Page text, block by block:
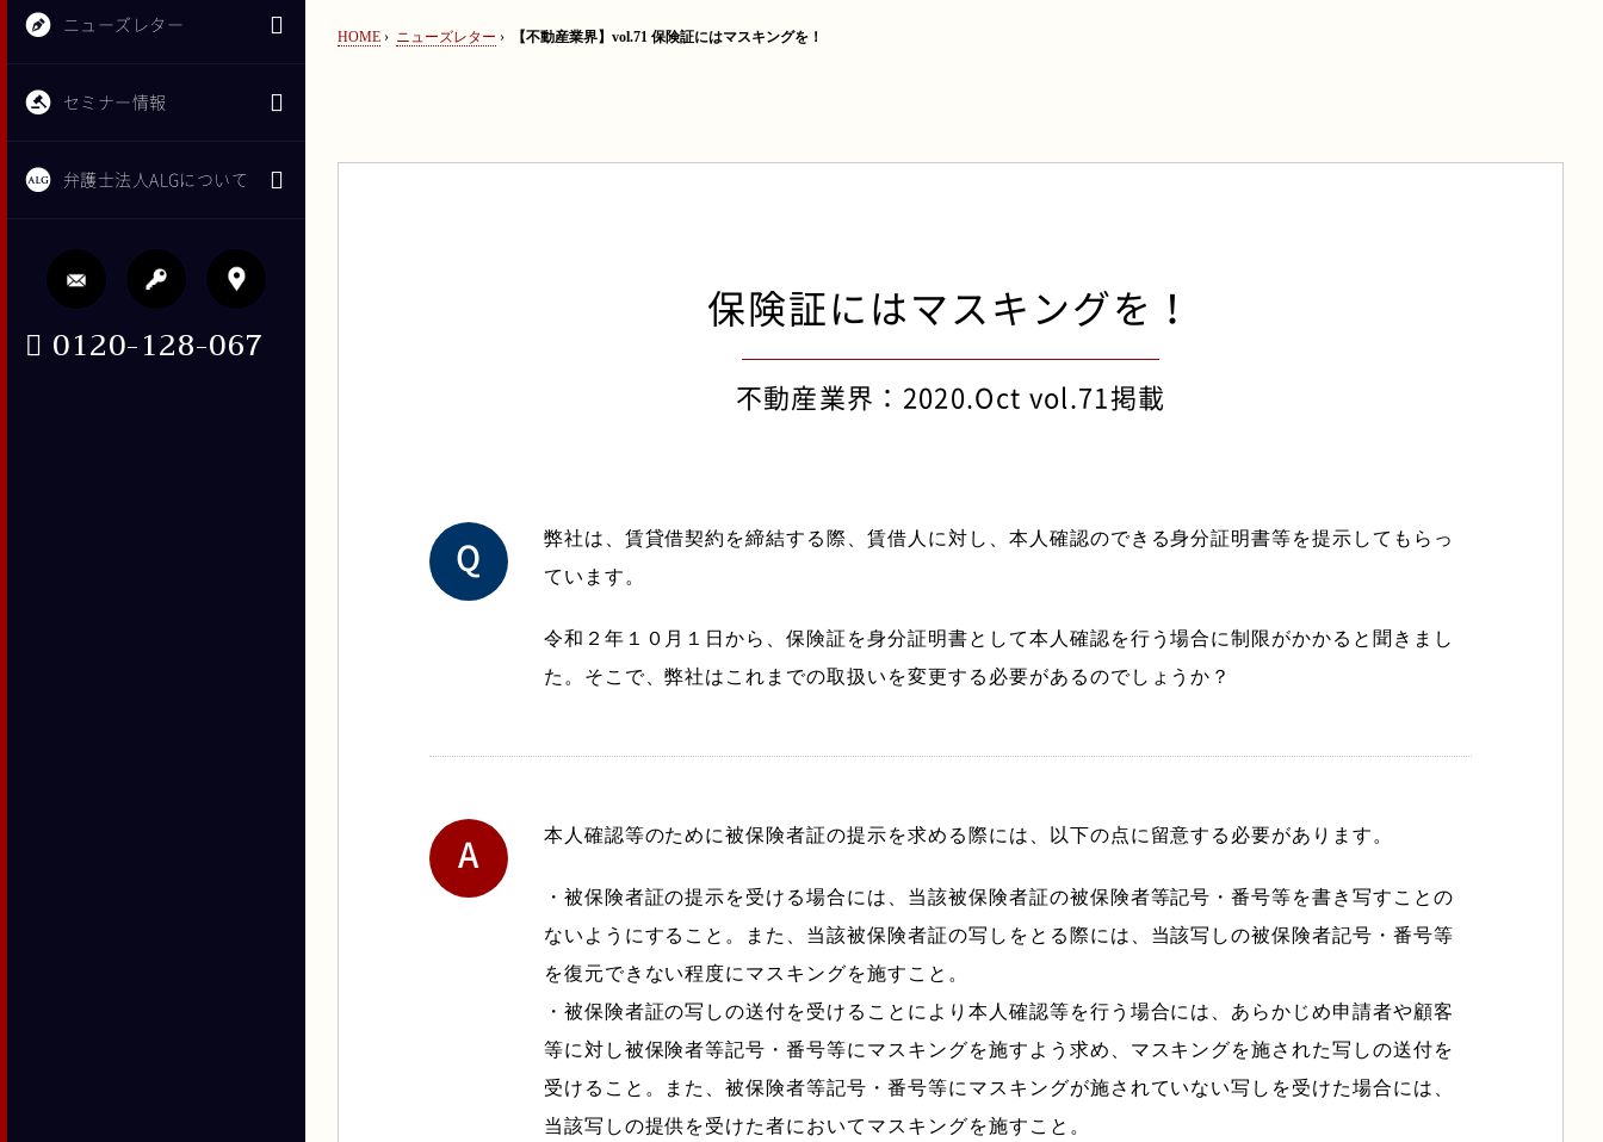
ニューズレター
セミナー情報
弁護士法人ALGについて
0120-128-067
HOME› ニューズレター › 【不動産業界】vol.71 保険証にはマスキングを！
保険証にはマスキングを！
不動産業界：2020.Oct vol.71掲載
弊社は、賃貸借契約を締結する際、賃借人に対し、本人確認のできる身分証明書等を提示してもらっ
ています。
令和２年１０月１日から、保険証を身分証明書として本人確認を行う場合に制限がかかると聞きまし
た。そこで、弊社はこれまでの取扱いを変更する必要があるのでしょうか？
本人確認等のために被保険者証の提示を求める際には、以下の点に留意する必要があります。
・被保険者証の提示を受ける場合には、当該被保険者証の被保険者等記号・番号等を書き写すことの
ないようにすること。また、当該被保険者証の写しをとる際には、当該写しの被保険者記号・番号等
を復元できない程度にマスキングを施すこと。
・被保険者証の写しの送付を受けることにより本人確認等を行う場合には、あらかじめ申請者や顧客
等に対し被保険者等記号・番号等にマスキングを施すよう求め、マスキングを施された写しの送付を
受けること。また、被保険者等記号・番号等にマスキングが施されていない写しを受けた場合には、
当該写しの提供を受けた者においてマスキングを施すこと。
会員様専用ログイン